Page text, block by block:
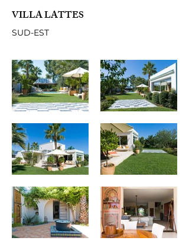
VILLA LATTES
SUD-EST